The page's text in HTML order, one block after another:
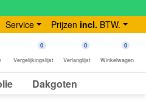
Service Prijzen incl. BTW.
0
Vergelijkingslijst
0
Verlanglijst
0
Winkelwagen
Dakgoten